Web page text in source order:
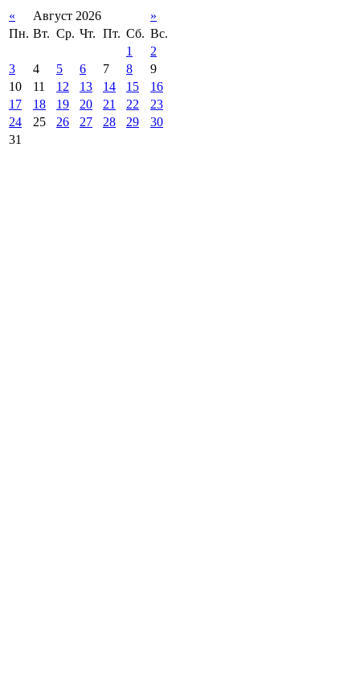
« Август 2026
»
Пн. Вт. Ср. Чт. Пт. Сб. Вс.
1
2
3
4 5 6 7 8
9
10
11 12 13 14 15
16
17
18 19 20 21 22
23
24
25 26 27 28 29
30
31